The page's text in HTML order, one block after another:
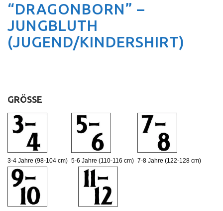
“DRAGONBORN” –
JUNGBLUTH
(JUGEND/KINDERSHIRT)
GRÖSSE
3-4 Jahre (98-104 cm) 5-6 Jahre (110-116 cm) 7-8 Jahre (122-128 cm)